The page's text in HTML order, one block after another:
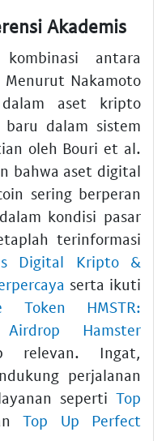
Akademis
antara
Nakamoto
aset kripto
baru dalam sistem
oleh Bouri et al.
bahwa aset digital
sering berperan
kondisi pasar
terinformasi
Digital Kripto &
serta ikuti
Token HMSTR:
Hamster
Ingat,
perjalanan
seperti Top
Top Up Perfect